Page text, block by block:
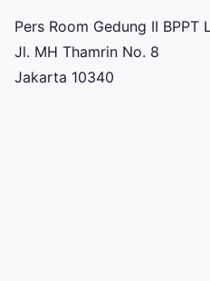
Pers Room Gedung II BPPT
Jl. MH Thamrin No. 8
Jakarta 10340